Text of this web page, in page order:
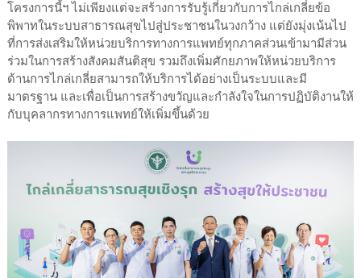
โครงการนี้ฯ ไม่เพียงแต่จะสร้างการรับรู้เกี่ยวกับการไกล่เกลี่ยข้อ
พิพาทในระบบสาธารณสุขไปสู่ประชาชนในวงกว้าง แต่ยังมุ่งเน้นไป
ที่การส่งเสริมให้หน่วยบริการทางการแพทย์ทุกภาคส่วนเข้ามามีส่วน
ร่วมในการสร้างสังคมสันติสุข รวมถึงเพิ่มศักยภาพให้หน่วยบริการ
ด้านการไกล่เกลี่ยสามารถให้บริการได้อย่างเป็นระบบและมี
มาตรฐาน และเพื่อเป็นการสร้างขวัญและกำลังใจในการปฏิบัติงานให้
กับบุคลากรทางการแพทย์ให้เพิ่มขึ้นด้วย